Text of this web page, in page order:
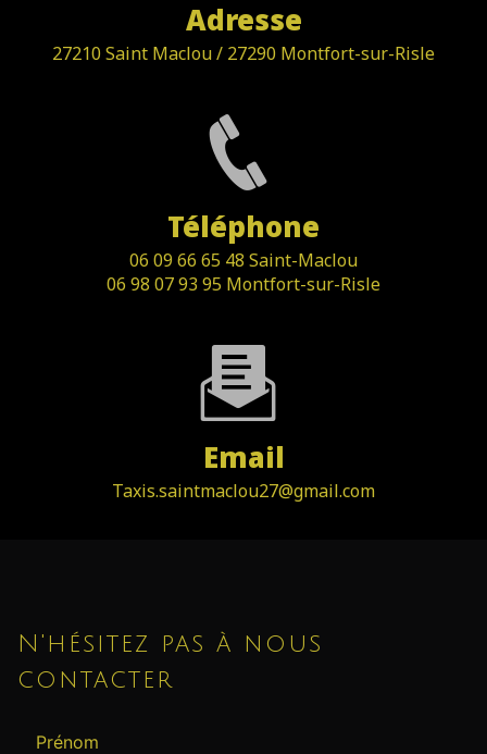
Adresse
27210 Saint Maclou / 27290 Montfort-sur-Risle
Téléphone
06 09 66 65 48 Saint-Maclou
06 98 07 93 95 Montfort-sur-Risle
Email
taxis.saintmaclou27@gmail.com
N'hésitez pas à nous
contacter